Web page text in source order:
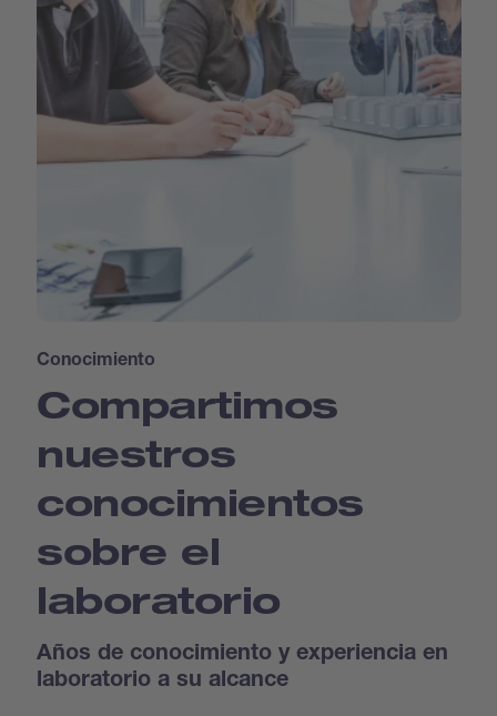
Conocimiento
Compartimos
nuestros
conocimientos
sobre el
laboratorio
Años de conocimiento y experiencia en
laboratorio a su alcance